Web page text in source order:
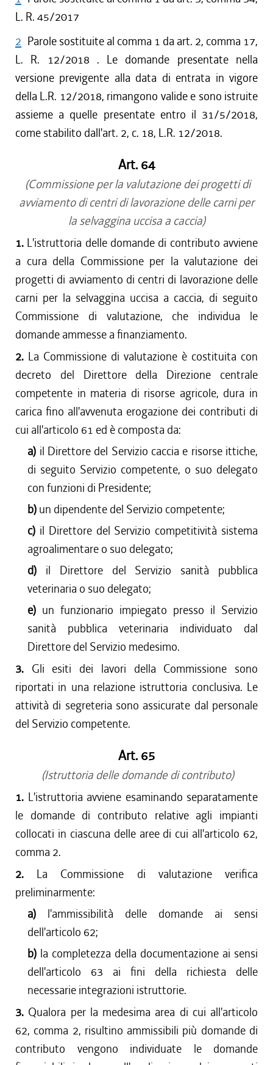
L. R. 45/2017
2 Parole sostituite al comma 1 da art. 2, comma 17,
L. R. 12/2018 . Le domande presentate nella
versione previgente alla data di entrata in vigore
della L.R. 12/2018, rimangono valide e sono istruite
assieme a quelle presentate entro il 31/5/2018,
come stabilito dall'art. 2, c. 18, L.R. 12/2018.
Art. 64
(Commissione per la valutazione dei progetti di
avviamento di centri di lavorazione delle carni per
la selvaggina uccisa a caccia)
1. L'istruttoria delle domande di contributo avviene
a cura della Commissione per la valutazione dei
progetti di avviamento di centri di lavorazione delle
carni per la selvaggina uccisa a caccia, di seguito
Commissione di valutazione, che individua le
domande ammesse a finanziamento.
2. La Commissione di valutazione è costituita con
decreto del Direttore della Direzione centrale
competente in materia di risorse agricole, dura in
carica fino all'avvenuta erogazione dei contributi di
cui all'articolo 61 ed è composta da:
a) il Direttore del Servizio caccia e risorse ittiche,
di seguito Servizio competente, o suo delegato
con funzioni di Presidente;
b) un dipendente del Servizio competente;
c) il Direttore del Servizio competitività sistema
agroalimentare o suo delegato;
d) il Direttore del Servizio sanità pubblica
veterinaria o suo delegato;
e) un funzionario impiegato presso il Servizio
sanità pubblica veterinaria individuato dal
Direttore del Servizio medesimo.
3. Gli esiti dei lavori della Commissione sono
riportati in una relazione istruttoria conclusiva. Le
attività di segreteria sono assicurate dal personale
del Servizio competente.
Art. 65
(Istruttoria delle domande di contributo)
1. L'istruttoria avviene esaminando separatamente
le domande di contributo relative agli impianti
collocati in ciascuna delle aree di cui all'articolo 62,
comma 2.
2. La Commissione di valutazione verifica
preliminarmente:
a) l'ammissibilità delle domande ai sensi
dell'articolo 62;
b) la completezza della documentazione ai sensi
dell'articolo 63 ai fini della richiesta delle
necessarie integrazioni istruttorie.
3. Qualora per la medesima area di cui all'articolo
62, comma 2, risultino ammissibili più domande di
contributo vengono individuate le domande